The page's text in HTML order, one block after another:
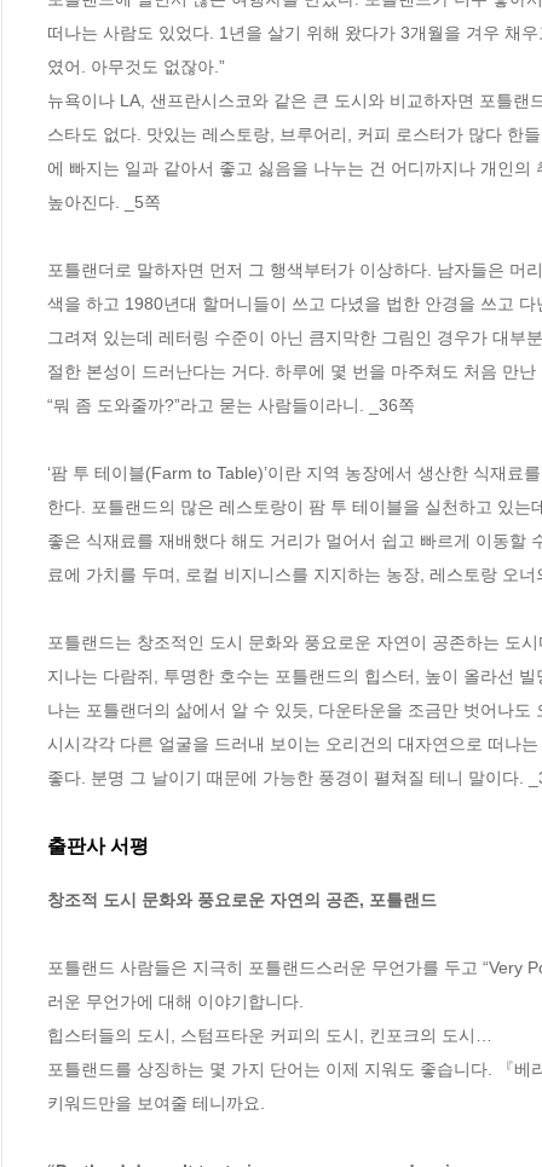
떠나는 사람도 있었다. 1년을 살기 위해 왔다가 3개월을 겨우 채
였어. 아무것도 없잖아.”
뉴욕이나 LA, 샌프란시스코와 같은 큰 도시와 비교하자면 포틀
스타도 없다. 맛있는 레스토랑, 브루어리, 커피 로스터가 많다 한
에 빠지는 일과 같아서 좋고 싫음을 나누는 건 어디까지나 개인
높아진다. _5쪽
포틀랜더로 말하자면 먼저 그 행색부터가 이상하다. 남자들은 머
색을 하고 1980년대 할머니들이 쓰고 다녔을 법한 안경을 쓰고
그려져 있는데 레터링 수준이 아닌 큼지막한 그림인 경우가 대부
절한 본성이 드러난다는 거다. 하루에 몇 번을 마주쳐도 처음 만
“뭐 좀 도와줄까?”라고 묻는 사람들이라니. _36쪽
‘팜 투 테이블(Farm to Table)’이란 지역 농장에서 생산한 식재
한다. 포틀랜드의 많은 레스토랑이 팜 투 테이블을 실천하고 있
좋은 식재료를 재배했다 해도 거리가 멀어서 쉽고 빠르게 이동할
료에 가치를 두며, 로컬 비지니스를 지지하는 농장, 레스토랑 오
포틀랜드는 창조적인 도시 문화와 풍요로운 자연이 공존하는 도
지나는 다람쥐, 투명한 호수는 포틀랜드의 힙스터, 높이 올라선
나는 포틀랜더의 삶에서 알 수 있듯, 다운타운을 조금만 벗어나
시시각각 다른 얼굴을 드러내 보이는 오리건의 대자연으로 떠나
좋다. 분명 그 날이기 때문에 가능한 풍경이 펼쳐질 테니 말이다.
출판사 서평
창조적 도시 문화와 풍요로운 자연의 공존, 포틀랜드
포틀랜드 사람들은 지극히 포틀랜드스러운 무언가를 두고 “Very
러운 무언가에 대해 이야기합니다.
힙스터들의 도시, 스텀프타운 커피의 도시, 킨포크의 도시…
포틀랜드를 상징하는 몇 가지 단어는 이제 지워도 좋습니다. 『
키워드만을 보여줄 테니까요.